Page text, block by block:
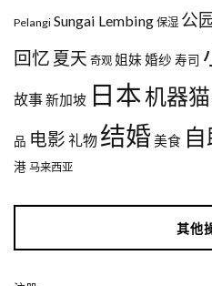
Pelangi Sungai Lembing 保湿 公园
回忆 夏天 奇观 姐妹婚纱 寿司
故事新加坡 日本机器猫
品 电影 礼物 结婚美食
港 马来西亚
其他